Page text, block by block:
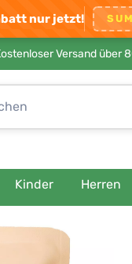
nur jetzt!
Versand über
Kinder Herren